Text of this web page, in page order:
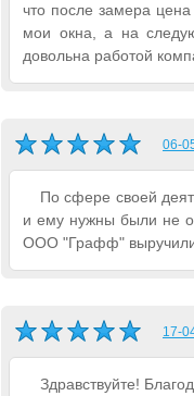
что после замера
мои окна, а на
довольна работой
06-
По сфере своей
и ему нужны были не
ООО "Графф" выручили
17-
Здравствуйте!